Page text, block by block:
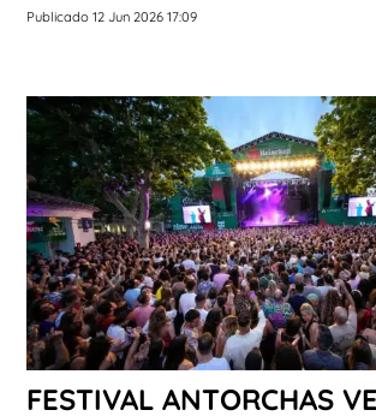
Publicado 12 Jun 2026 17:09
FESTIVAL ANTORCHAS